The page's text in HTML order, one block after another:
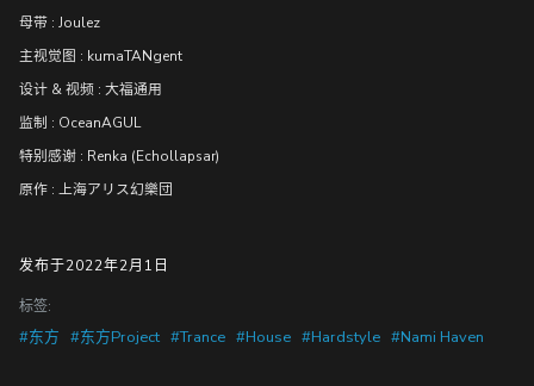
母带 : Joulez
主视觉图 : kumaTANgent
设计 & 视频 : 大福通用
监制 : OceanAGUL
特别感谢 : Renka (Echollapsar)
原作 : 上海アリス幻樂団
发布于2022年2月1日
标签:
#东方 #东方Project #Trance #House #Hardstyle #Nami Haven